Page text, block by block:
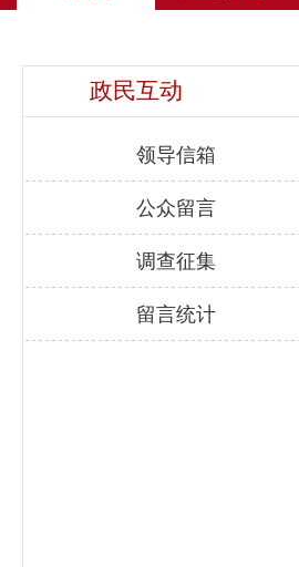
政民互动
领导信箱
公众留言
调查征集
留言统计